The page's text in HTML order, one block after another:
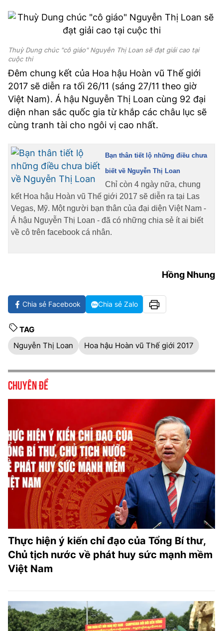
Thuỳ Dung chúc "cô giáo" Nguyễn Thị Loan sẽ đạt giải cao tại
cuộc thi
Đêm chung kết của Hoa hậu Hoàn vũ Thế giới
2017 sẽ diễn ra tối 26/11 (sáng 27/11 theo giờ
Việt Nam). Á hậu Nguyễn Thị Loan cùng 92 đại
diện nhan sắc quốc gia từ khắp các châu lục sẽ
cùng tranh tài cho ngôi vị cao nhất.
Bạn thân tiết lộ những điều chưa
biết về Nguyễn Thị Loan
Chỉ còn 4 ngày nữa, chung
kết Hoa hậu Hoàn vũ Thế giới 2017 sẽ diễn ra tại Las
Vegas, Mỹ. Một người bạn thân của đại diện Việt Nam -
Á hậu Nguyễn Thị Loan - đã có những chia sẻ ít ai biết
về cô trên facebook cá nhân.
Hồng Nhung
Chia sẻ Facebook Chia sẻ Zalo
TAG
Nguyễn Thị Loan
Hoa hậu Hoàn vũ Thế giới 2017
Chuyên đề
Thực hiện ý kiến chỉ đạo của Tổng Bí thư,
Chủ tịch nước về phát huy sức mạnh mềm
Việt Nam